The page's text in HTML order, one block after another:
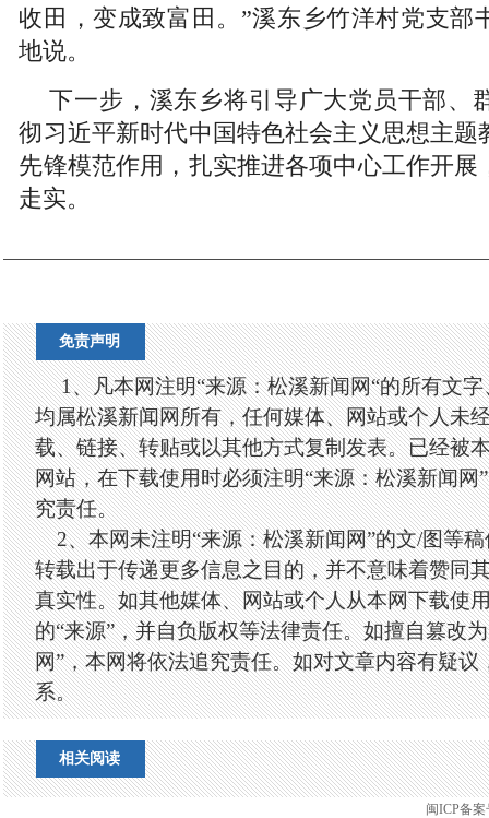
收田，变成致富田。”溪东乡竹洋村党支部
地说。
下一步，溪东乡将引导广大党员干部、
彻习近平新时代中国特色社会主义思想主题
先锋模范作用，扎实推进各项中心工作开展
走实。
免责声明
1、凡本网注明“来源：松溪新闻网“的所有文
均属松溪新闻网所有，任何媒体、网站或个人未
载、链接、转贴或以其他方式复制发表。已经被
网站，在下载使用时必须注明“来源：松溪新闻网
究责任。
2、本网未注明“来源：松溪新闻网”的文/图等稿
转载出于传递更多信息之目的，并不意味着赞同
真实性。如其他媒体、网站或个人从本网下载使
的“来源”，并自负版权等法律责任。如擅自篡改
网”，本网将依法追究责任。如对文章内容有疑议
系。
相关阅读
闽ICP备案